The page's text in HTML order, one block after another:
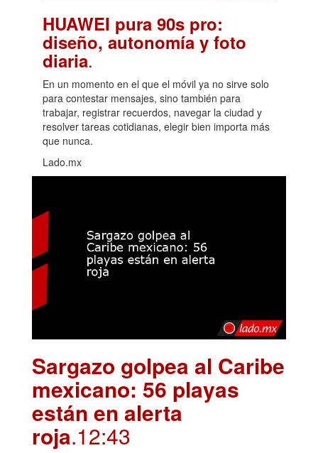
HUAWEI pura 90s pro:
diseño, autonomía y foto
diaria.
En un momento en el que el móvil ya no sirve solo
para contestar mensajes, sino también para
trabajar, registrar recuerdos, navegar la ciudad y
resolver tareas cotidianas, elegir bien importa más
que nunca.
Lado.mx
Sargazo golpea al Caribe
mexicano: 56 playas
están en alerta
roja.12:43